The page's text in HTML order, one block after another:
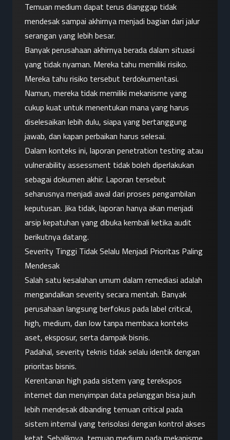
Temuan medium dapat terus dianggap tidak
mendesak sampai akhirnya menjadi bagian dari jalur
serangan yang lebih besar.
Banyak perusahaan akhirnya berada dalam situasi
yang tidak nyaman. Mereka tahu memiliki risiko.
Mereka tahu risiko tersebut terdokumentasi.
Namun, mereka tidak memiliki mekanisme yang
cukup kuat untuk menentukan mana yang harus
diselesaikan lebih dulu, siapa yang bertanggung
jawab, dan kapan perbaikan harus selesai.
Dalam konteks ini, laporan penetration testing atau
vulnerability assessment tidak boleh diperlakukan
sebagai dokumen akhir. Laporan tersebut
seharusnya menjadi awal dari proses pengambilan
keputusan. Jika tidak, laporan hanya akan menjadi
arsip kepatuhan yang dibuka kembali ketika audit
berikutnya datang.
Severity Tinggi Tidak Selalu Menjadi Prioritas Paling
Mendesak
Salah satu kesalahan umum dalam remediasi adalah
mengandalkan severity secara mentah. Banyak
perusahaan langsung berfokus pada label critical,
high, medium, dan low tanpa membaca konteks
aset, eksposur, serta dampak bisnis.
Padahal, severity teknis tidak selalu identik dengan
prioritas bisnis.
Kerentanan high pada sistem yang terekspos
internet dan menyimpan data pelanggan bisa jauh
lebih mendesak dibanding temuan critical pada
sistem internal yang terisolasi dengan kontrol akses